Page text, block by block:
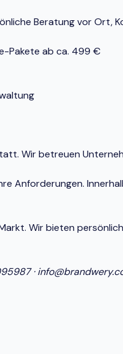
Beratung vor Ort,
Pakete ab ca. 499 €
Wir betreuen
Anforderungen.
Wir bieten
·